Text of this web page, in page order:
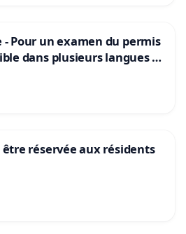
- Pour un examen du permis
dans plusieurs langues à
réservée aux résidents